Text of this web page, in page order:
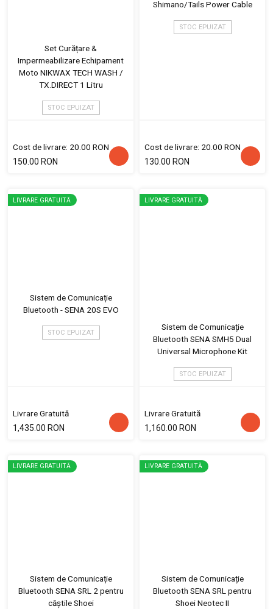
Set Curățare &
Impermeabilizare Echipament
Moto NIKWAX TECH WASH /
TX.DIRECT 1 Litru
STOC EPUIZAT
Cost de livrare: 20.00 RON
150.00 RON
Shimano/Tails Power Cable
STOC EPUIZAT
Cost de livrare: 20.00 RON
130.00 RON
LIVRARE GRATUITĂ
Sistem de Comunicație
Bluetooth - SENA 20S EVO
STOC EPUIZAT
Livrare Gratuită
1,435.00 RON
LIVRARE GRATUITĂ
Sistem de Comunicație
Bluetooth SENA SMH5 Dual
Universal Microphone Kit
STOC EPUIZAT
Livrare Gratuită
1,160.00 RON
LIVRARE GRATUITĂ
Sistem de Comunicație
Bluetooth SENA SRL 2 pentru
căștile Shoei
LIVRARE GRATUITĂ
Sistem de Comunicație
Bluetooth SENA SRL pentru
Shoei Neotec II